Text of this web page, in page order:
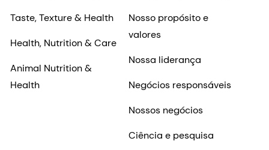
Taste, Texture & Health
Health, Nutrition & Care
Animal Nutrition &
Health
Nosso propósito e
valores
Nossa liderança
Negócios responsáveis
Nossos negócios
Ciência e pesquisa